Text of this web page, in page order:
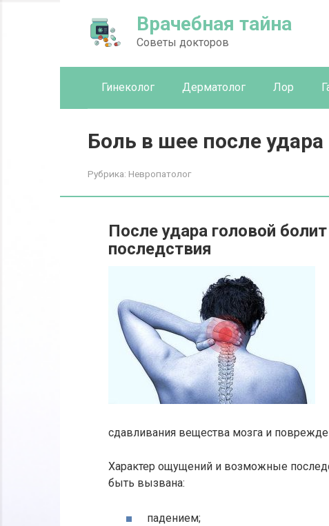
Врачебная тайна
Советы докторов
Гинеколог Дерматолог Лор
Боль в шее после удара
Рубрика: Невропатолог
После удара головой
последствия
сдавливания вещества мозга и
Характер ощущений и возможные
быть вызвана:
падением;